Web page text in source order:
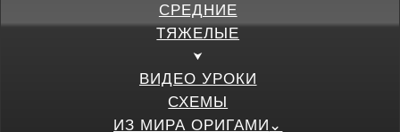
СРЕДНИЕ
ТЯЖЕЛЫЕ
ВИДЕО УРОКИ
СХЕМЫ
ИЗ МИРА ОРИГАМИ